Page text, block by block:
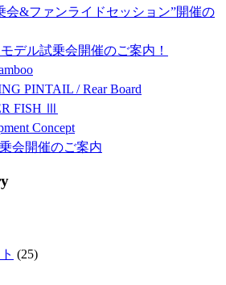
会&ファンライドセッション”開催の
デル試乗会開催のご案内！
PINTAIL / Rear Board
FISH Ⅲ
Concept
会開催のご案内
(25)